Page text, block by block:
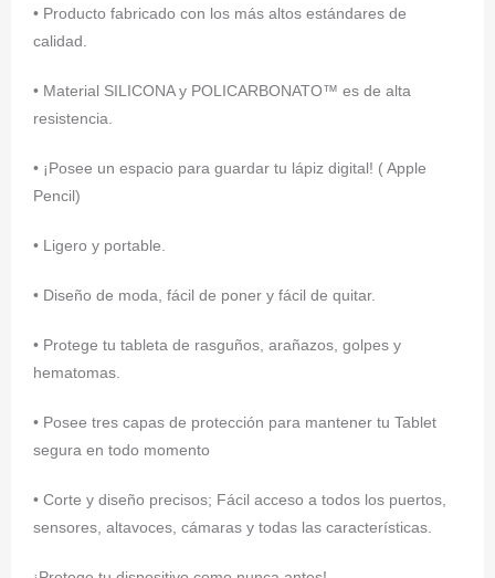
• Producto fabricado con los más altos estándares de
calidad.
• Material SILICONA y POLICARBONATO™ es de alta
resistencia.
• ¡Posee un espacio para guardar tu lápiz digital! ( Apple
Pencil)
• Ligero y portable.
• Diseño de moda, fácil de poner y fácil de quitar.
• Protege tu tableta de rasguños, arañazos, golpes y
hematomas.
• Posee tres capas de protección para mantener tu Tablet
segura en todo momento
• Corte y diseño precisos; Fácil acceso a todos los puertos,
sensores, altavoces, cámaras y todas las características.